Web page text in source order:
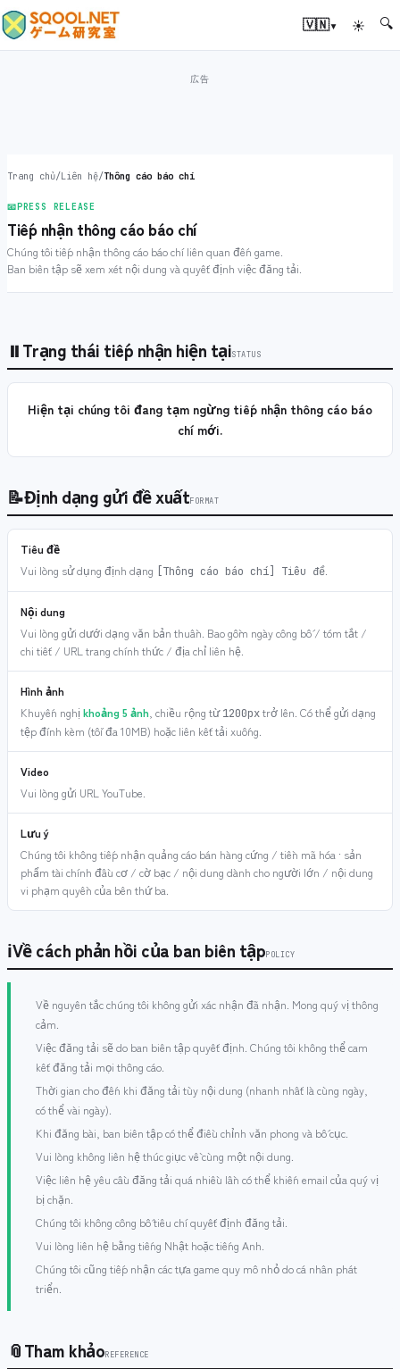
🇻🇳▾ ☀ 🔍
Trang chủ/Liên hệ/Thông cáo báo chí
📧PRESS RELEASE
Tiếp nhận thông cáo báo chí
Chúng tôi tiếp nhận thông cáo báo chí liên quan đến game.
Ban biên tập sẽ xem xét nội dung và quyết định việc đăng tải.
⏸Trạng thái tiếp nhận hiện tạiSTATUS
Hiện tại chúng tôi đang tạm ngừng tiếp nhận thông cáo báo
chí mới.
📝Định dạng gửi đề xuấtFORMAT
Tiêu đề
Vui lòng sử dụng định dạng
[Thông cáo báo chí] Tiêu đề.
Nội dung
Vui lòng gửi dưới dạng văn bản thuần. Bao gồm ngày công bố / tóm tắt /
chi tiết / URL trang chính thức / địa chỉ liên hệ.
Hình ảnh
Khuyến nghị khoảng 5 ảnh, chiều rộng từ1200pxtrở lên. Có thể gửi dạng
tệp đính kèm (tối đa 10MB) hoặc liên kết tải xuống.
Video
Vui lòng gửi URL YouTube.
Lưu ý
Chúng tôi không tiếp nhận quảng cáo bán hàng cứng / tiền mã hóa · sản
phẩm tài chính đầu cơ / cờ bạc / nội dung dành cho người lớn / nội dung
vi phạm quyền của bên thứ ba.
ℹVề cách phản hồi của ban biên tậpPOLICY
Về nguyên tắc chúng tôi không gửi xác nhận đã nhận. Mong quý vị thông
cảm.
Việc đăng tải sẽ do ban biên tập quyết định. Chúng tôi không thể cam
kết đăng tải mọi thông cáo.
Thời gian cho đến khi đăng tải tùy nội dung (nhanh nhất là cùng ngày,
có thể vài ngày).
Khi đăng bài, ban biên tập có thể điều chỉnh văn phong và bố cục.
Vui lòng không liên hệ thúc giục về cùng một nội dung.
Việc liên hệ yêu cầu đăng tải quá nhiều lần có thể khiến email của quý vị
bị chặn.
Chúng tôi không công bố tiêu chí quyết định đăng tải.
Vui lòng liên hệ bằng tiếng Nhật hoặc tiếng Anh.
Chúng tôi cũng tiếp nhận các tựa game quy mô nhỏ do cá nhân phát
triển.
📎Tham khảoREFERENCE